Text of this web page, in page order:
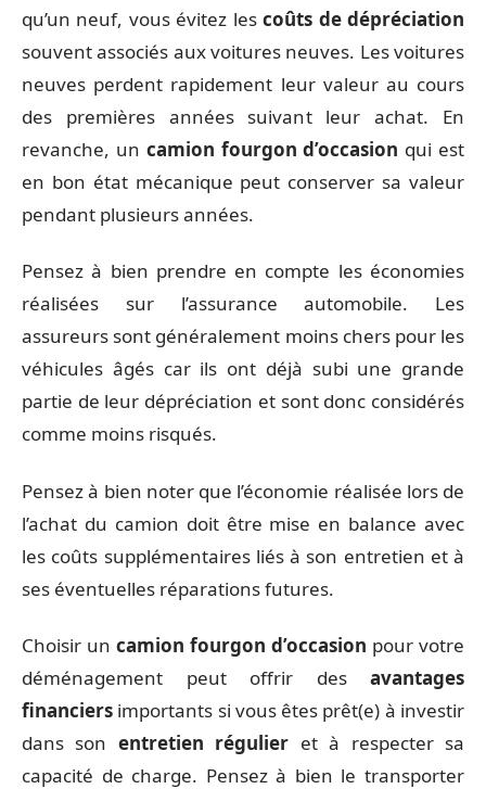
qu’un neuf, vous évitez lescoûts de dépréciation
souvent associés aux voitures neuves. Les voitures
neuves perdent rapidement leur valeur au cours
des premières années suivant leur achat. En
revanche, un camion fourgon d’occasion qui est
en bon état mécanique peut conserver sa valeur
pendant plusieurs années.
Pensez à bien prendre en compte les économies
réalisées sur l’assurance automobile. Les
assureurs sont généralement moins chers pour les
véhicules âgés car ils ont déjà subi une grande
partie de leur dépréciation et sont donc considérés
comme moins risqués.
Pensez à bien noter que l’économie réalisée lors de
l’achat du camion doit être mise en balance avec
les coûts supplémentaires liés à son entretien et à
ses éventuelles réparations futures.
Choisir un camion fourgon d’occasion pour votre
déménagement peut offrir des avantages
financiers importants si vous êtes prêt(e) à investir
dans son entretien régulier et à respecter sa
capacité de charge. Pensez à bien le transporter